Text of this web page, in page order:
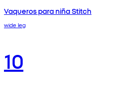
Vaqueros para niña Stitch
wide leg
10